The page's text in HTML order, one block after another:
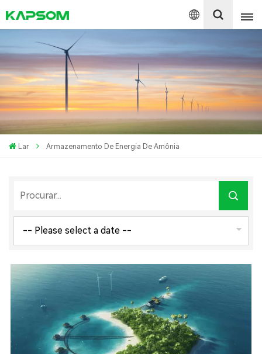
English
Español
Polski
Lar Armazenamento De Energia De Amônia